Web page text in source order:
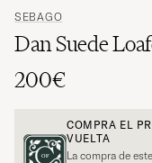
SEBAGO
Dan Suede
200€
COMPRA EL
VUELTA
La compra de